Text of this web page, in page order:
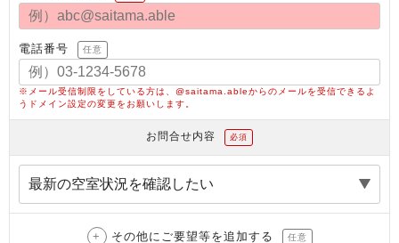
電話番号 任意
※メール受信制限をしている方は、@saitama.ableからのメールを受信できるよ
うドメイン設定の変更をお願いします。
お問合せ内容 必須
その他にご要望等を追加する 任意